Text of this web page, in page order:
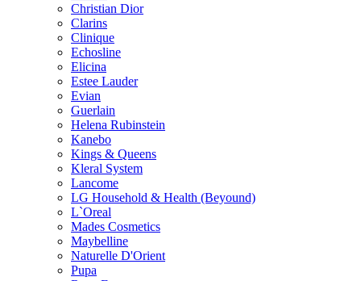
Christian Dior
Clarins
Clinique
Echosline
Elicina
Estee Lauder
Evian
Guerlain
Helena Rubinstein
Kanebo
Kings & Queens
Kleral System
Lancome
LG Household & Health (Beyound)
L`Oreal
Mades Cosmetics
Maybelline
Naturelle D'Orient
Pupa